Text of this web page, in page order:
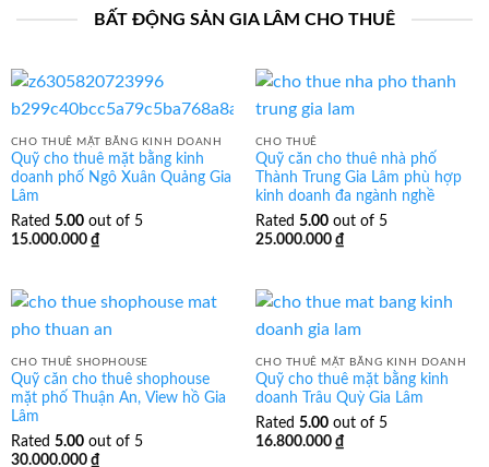
BẤT ĐỘNG SẢN GIA LÂM CHO THUÊ
CHO THUÊ MẶT BẰNG KINH DOANH
Quỹ cho thuê mặt bằng kinh
doanh phố Ngô Xuân Quảng Gia
Lâm
Rated 5.00out of 5
15.000.000 ₫
CHO THUÊ
Quỹ căn cho thuê nhà phố
Thành Trung Gia Lâm phù hợp
kinh doanh đa ngành nghề
Rated 5.00out of 5
25.000.000 ₫
CHO THUÊ SHOPHOUSE
Quỹ căn cho thuê shophouse
mặt phố Thuận An, View hồ Gia
Lâm
Rated 5.00out of 5
30.000.000 ₫
CHO THUÊ MẶT BẰNG KINH DOANH
Quỹ cho thuê mặt bằng kinh
doanh Trâu Quỳ Gia Lâm
Rated 5.00out of 5
16.800.000 ₫